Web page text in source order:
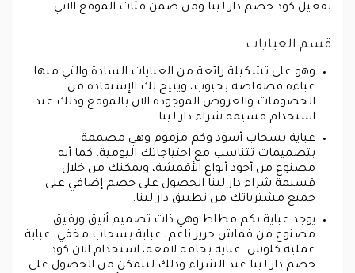
تفعيل كود خصم دار لينا ومن ضمن فئات الموقع الآتي:
قسم العبايات
وهو على تشكيلة رائعة من العبايات السادة والتي منها
عباءة فضفاضة بجيوب، ويتيح لك الإستفادة من
الخصومات والعروض الموجودة الآن بالموقع وذلك عند
استخدام قسيمة شراء دار لينا.
عباية بسحاب أسود وكم مزموم وهي مصممة
بتصميمات تتناسب مع احتياجاتك اليومية، كما أنه
مصنوع من أجود أنواع الأقمشة، ويمكنك من خلال
قسيمة شراء دار لينا الحصول على خصم إضافي على
جميع مشترياتك من تطبيق دار لينا.
يوجد عباية بكم مطاط وهي ذات تصميم أنيق ورقيق
مصنوع من قماش حرير ناعم، عباية بسحاب مخفي، عباية
عملية كلوش. عباية بخامة لامعة، استخدام الآن كود
خصم دار لينا عند الشراء وذلك لتتمكن من الحصول على